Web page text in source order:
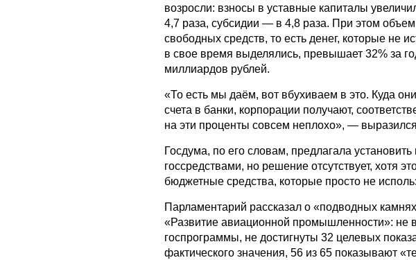
возросли: взносы в уставные капиталы
4,7 раза, субсидии — в 4,8 раза. При этом
свободных средств, то есть денег, которые не
в свое время выделялись, превышает 32% за
миллиардов рублей.
«То есть мы даём, вот вбухиваем в это. Куда
счета в банки, корпорации получают,
на эти проценты совсем неплохо», —
Госдума, по его словам, предлагала установить
госсредствами, но решение отсутствует, хотя
бюджетные средства, которые просто не
Парламентарий рассказал о «подводных
«Развитие авиационной промышленности»: не
госпрограммы, не достигнуты 32 целевых
фактического значения, 56 из 65 показывают